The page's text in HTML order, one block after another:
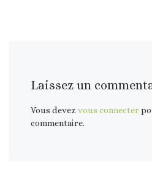
Laissez un
Vous devezvous connecter
commentaire.